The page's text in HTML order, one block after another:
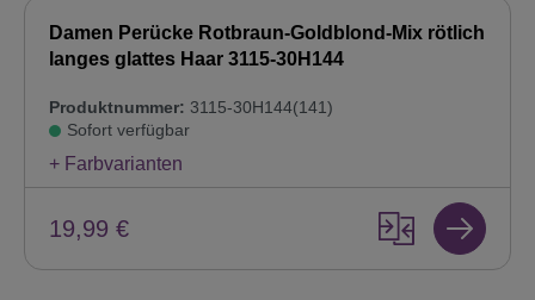
Damen Perücke Rotbraun-Goldblond-Mix rötlich
langes glattes Haar 3115-30H144
Produktnummer: 3115-30H144(141)
Sofort verfügbar
+ Farbvarianten
19,99 €